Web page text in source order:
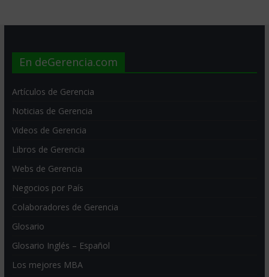
En deGerencia.com
Artículos de Gerencia
Noticias de Gerencia
Videos de Gerencia
Libros de Gerencia
Webs de Gerencia
Negocios por País
Colaboradores de Gerencia
Glosario
Glosario Inglés – Español
Los mejores MBA